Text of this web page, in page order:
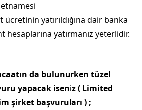
yatırıldığına dair banka
hesaplarına yatırmanız yeterlidir.
da bulunurken tüzel
yapacak iseniz ( Limited
şirket başvuruları ) ;